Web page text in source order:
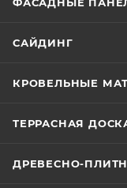
ФАСАДНЫЕ
САЙДИНГ
КРОВЕЛЬНЫЕ
ТЕРРАСНАЯ
ДРЕВЕСНО-